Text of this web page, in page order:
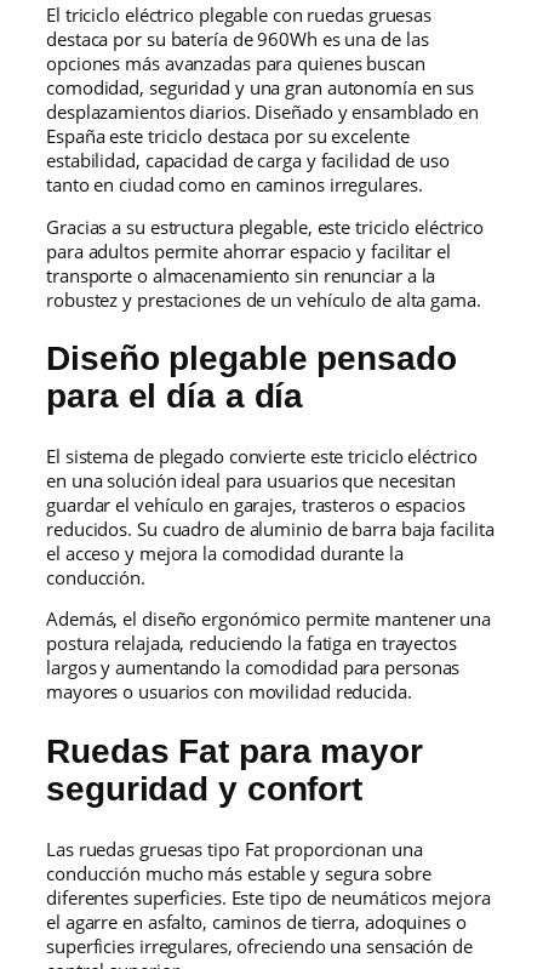
El triciclo eléctrico plegable con ruedas gruesas
destaca por su batería de 960Wh es una de las
opciones más avanzadas para quienes buscan
comodidad, seguridad y una gran autonomía en sus
desplazamientos diarios. Diseñado y ensamblado en
España este triciclo destaca por su excelente
estabilidad, capacidad de carga y facilidad de uso
tanto en ciudad como en caminos irregulares.
Gracias a su estructura plegable, este triciclo eléctrico
para adultos permite ahorrar espacio y facilitar el
transporte o almacenamiento sin renunciar a la
robustez y prestaciones de un vehículo de alta gama.
Diseño plegable pensado
para el día a día
El sistema de plegado convierte este triciclo eléctrico
en una solución ideal para usuarios que necesitan
guardar el vehículo en garajes, trasteros o espacios
reducidos. Su cuadro de aluminio de barra baja facilita
el acceso y mejora la comodidad durante la
conducción.
Además, el diseño ergonómico permite mantener una
postura relajada, reduciendo la fatiga en trayectos
largos y aumentando la comodidad para personas
mayores o usuarios con movilidad reducida.
Ruedas Fat para mayor
seguridad y confort
Las ruedas gruesas tipo Fat proporcionan una
conducción mucho más estable y segura sobre
diferentes superficies. Este tipo de neumáticos mejora
el agarre en asfalto, caminos de tierra, adoquines o
superficies irregulares, ofreciendo una sensación de